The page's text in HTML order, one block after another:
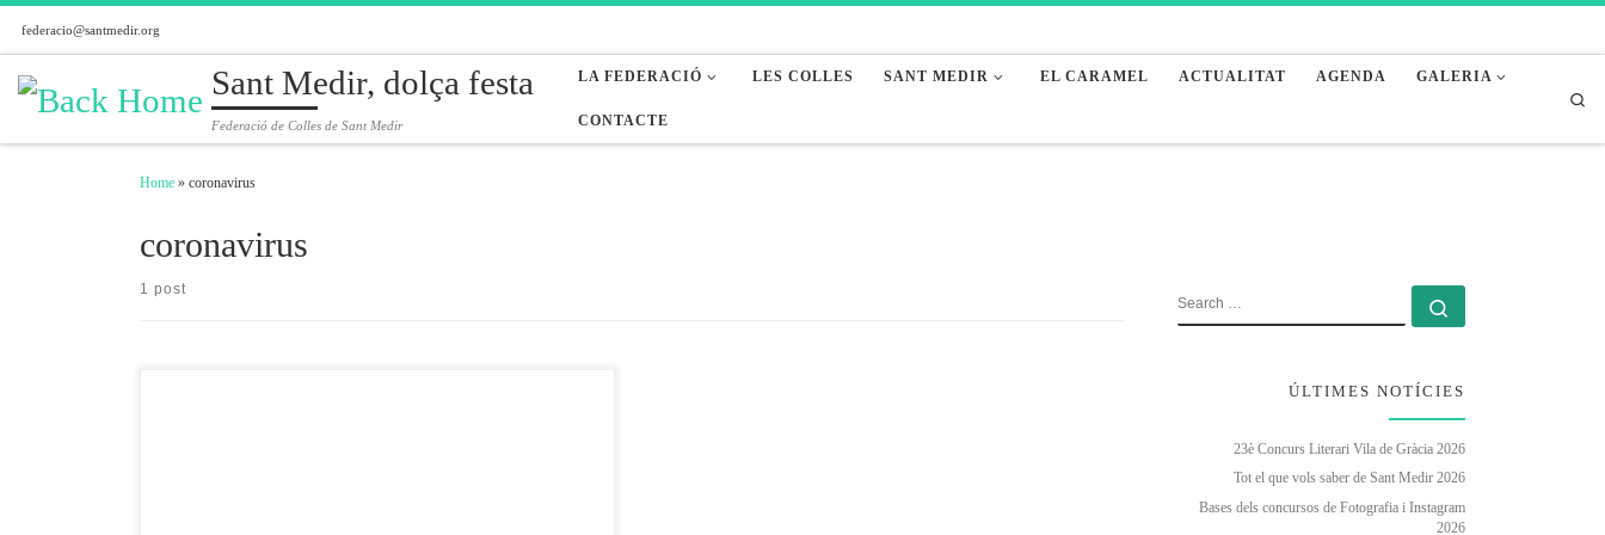
Skip to content
federacio@santmedir.org
Sant Medir, dolça festa
Federació de Colles de Sant Medir
LA FEDERACIÓ LES COLLES SANT MEDIR EL CARAMEL ACTUALITAT AGENDA GALERIA
CONTACTE
Home » coronavirus
coronavirus
1 post
ÚLTIMES NOTÍCIES
23è Concurs Literari Vila de Gràcia 2026
Tot el que vols saber de Sant Medir 2026
Bases dels concursos de Fotografia i Instagram
2026